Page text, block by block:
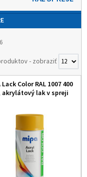
- zobraziť
Lack Color RAL 1007 400
akrylátový lak v spreji